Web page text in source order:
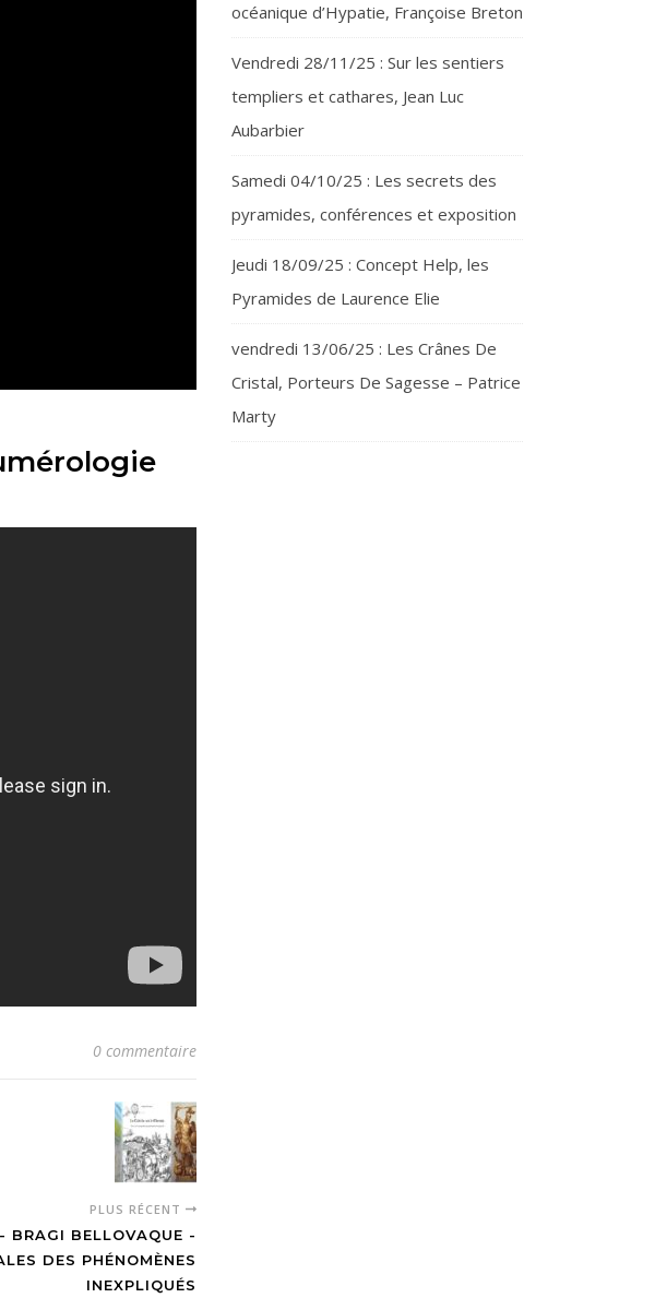
0 commentaire
PLUS RÉCENT
BRAGI BELLOVAQUE -
DES PHÉNOMÈNES
INEXPLIQUÉS
océanique d’Hypatie, Françoise Breton
Vendredi 28/11/25 : Sur les sentiers
templiers et cathares, Jean Luc
Aubarbier
Samedi 04/10/25 : Les secrets des
pyramides, conférences et exposition
Jeudi 18/09/25 : Concept Help, les
Pyramides de Laurence Elie
vendredi 13/06/25 : Les Crânes De
Cristal, Porteurs De Sagesse – Patrice
Marty